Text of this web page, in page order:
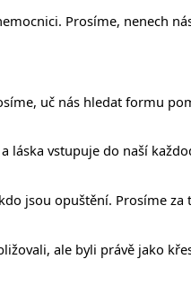
Prosíme, nenech
uč nás hledat formu
vstupuje do naší
jsou opuštění. Prosíme za
ale byli právě jako